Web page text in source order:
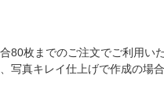
枚までのご注文でご利用いた
写真キレイ仕上げで作成の場